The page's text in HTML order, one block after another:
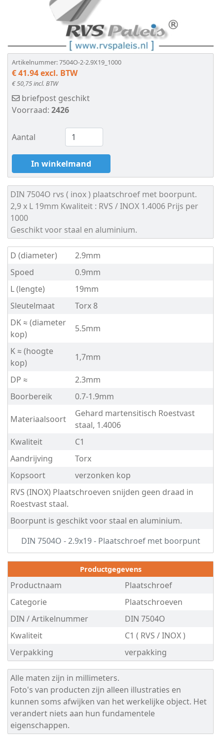
DIN
H
DIN
7982
TX
DIN
7983
TX
WS
9504
DIN
7504K
DIN
7504M
DIN
7504O
7504O
-
2,9
DIN
7504O
-
C1
-
3,5
DIN
-
C1
-
3,9
Artikelnummer: 7504O-2-2.9X19_1000
€ 41.94 excl. BTW
€ 50,75 incl. BTW
briefpost geschikt
Voorraad: 2426
Aantal
In winkelmand
DIN 7504O rvs ( inox ) plaatschroef met boorpunt.
2,9 x L 19mm Kwaliteit : RVS / INOX 1.4006 Prijs per
1000
Geschikt voor staal en aluminium.
DIN 7504O - 2.9x19 - Plaatschroef met boorpunt
D (diameter)
2.9mm
Spoed
0.9mm
L (lengte)
19mm
Sleutelmaat
Torx 8
DK ≈ (diameter
kop)
5.5mm
K ≈ (hoogte
kop)
1,7mm
DP ≈
2.3mm
Boorbereik
0.7-1.9mm
Materiaalsoort
Gehard martensitisch Roestvast
staal, 1.4006
Kwaliteit
C1
Aandrijving
Torx
Kopsoort
verzonken kop
RVS (INOX) Plaatschroeven snijden geen draad in
Roestvast staal.
Boorpunt is geschikt voor staal en aluminium.
Productgegevens
Productnaam
Plaatschroef
Categorie
Plaatschroeven
DIN / Artikelnummer
DIN 7504O
Kwaliteit
C1 ( RVS / INOX )
Verpakking
verpakking
Alle maten zijn in millimeters.
Foto's van producten zijn alleen illustraties en
kunnen soms afwijken van het werkelijke object. Het
verandert niets aan hun fundamentele
eigenschappen.